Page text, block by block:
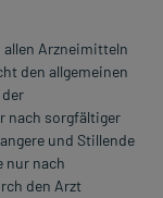
allen Arzneimitteln
den allgemeinen
nach sorgfältiger
und Stillende
nur nach
den Arzt